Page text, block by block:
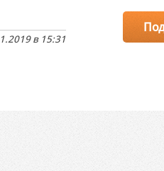
в 15:31